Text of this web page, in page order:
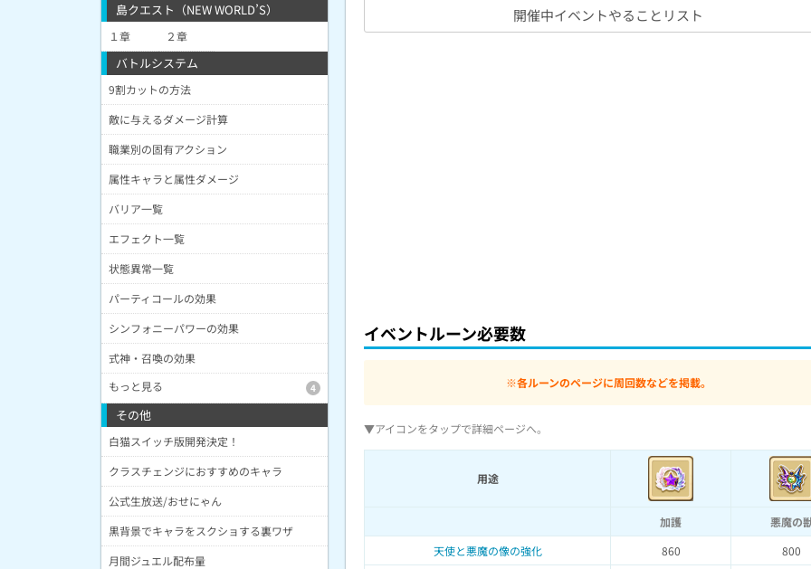
開催中イベントやることリスト
イベントルーン必要数
※各ルーンのページに周回数などを掲載。
▼アイコンをタップで詳細ページへ。
用途
加護
悪魔の
天使と悪魔の像の強化
860
800
島クエスト（NEW WORLD’S）
１章 ２章
バトルシステム
9割カットの方法
敵に与えるダメージ計算
職業別の固有アクション
属性キャラと属性ダメージ
バリア一覧
エフェクト一覧
状態異常一覧
パーティコールの効果
シンフォニーパワーの効果
式神・召喚の効果
もっと見る
4
その他
白猫スイッチ版開発決定！
クラスチェンジにおすすめのキャラ
公式生放送/おせにゃん
黒背景でキャラをスクショする裏ワザ
月間ジュエル配布量